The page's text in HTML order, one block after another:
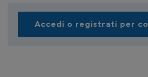
Accedi o registrati per